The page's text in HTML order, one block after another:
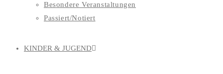
Besondere Veranstaltungen
Passiert/Notiert
KINDER & JUGEND